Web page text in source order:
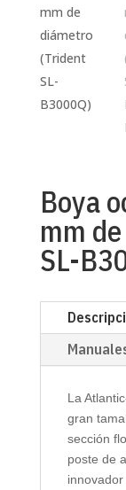
Boya
mm
SL-
La
gran
sección
poste de